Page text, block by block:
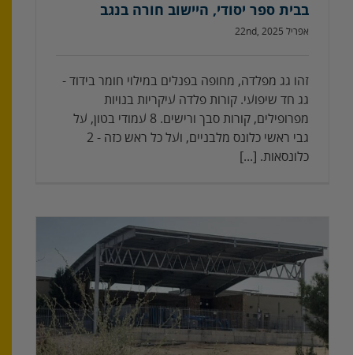
בבית ספר יסודי, היישוב חורה בנגב
אפריל 22nd, 2025
זהו גג מפלדה, מחופה בפנלים במילוי חומר בידוד -
גג חד שיפועי. קורות פלדה עיקריות בנויות
מפרופילים, קורות סבך ורישים. 8 עמודי בטון, על
גבי ראשי כלונס מלבניים, ועל כל ראש כזה - 2
כלונסאות. [...]